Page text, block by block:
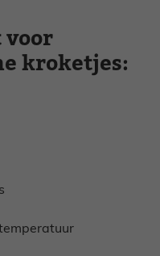
voor
kroketjes: